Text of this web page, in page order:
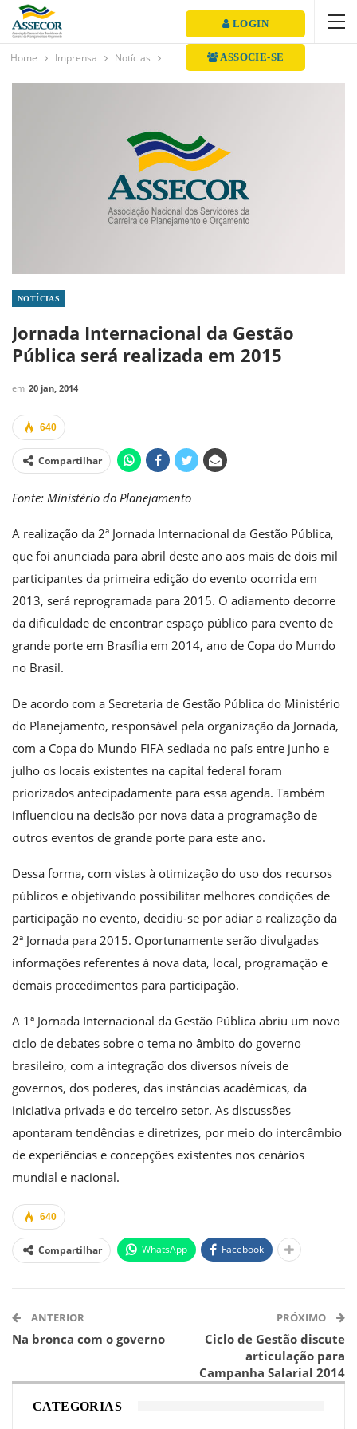
LOGIN
ASSOCIE-SE
Home Imprensa Notícias
NOTÍCIAS
Jornada Internacional da Gestão
Pública será realizada em 2015
em 20 jan, 2014
640
Compartilhar
Fonte: Ministério do Planejamento
A realização da 2ª Jornada Internacional da Gestão Pública,
que foi anunciada para abril deste ano aos mais de dois mil
participantes da primeira edição do evento ocorrida em
2013, será reprogramada para 2015. O adiamento decorre
da dificuldade de encontrar espaço público para evento de
grande porte em Brasília em 2014, ano de Copa do Mundo
no Brasil.
De acordo com a Secretaria de Gestão Pública do Ministério
do Planejamento, responsável pela organização da Jornada,
com a Copa do Mundo FIFA sediada no país entre junho e
julho os locais existentes na capital federal foram
priorizados antecipadamente para essa agenda. Também
influenciou na decisão por nova data a programação de
outros eventos de grande porte para este ano.
Dessa forma, com vistas à otimização do uso dos recursos
públicos e objetivando possibilitar melhores condições de
participação no evento, decidiu-se por adiar a realização da
2ª Jornada para 2015. Oportunamente serão divulgadas
informações referentes à nova data, local, programação e
demais procedimentos para participação.
A 1ª Jornada Internacional da Gestão Pública abriu um novo
ciclo de debates sobre o tema no âmbito do governo
brasileiro, com a integração dos diversos níveis de
governos, dos poderes, das instâncias acadêmicas, da
iniciativa privada e do terceiro setor. As discussões
apontaram tendências e diretrizes, por meio do intercâmbio
de experiências e concepções existentes nos cenários
mundial e nacional.
640
Compartilhar WhatsApp Facebook
ANTERIOR
Na bronca com o governo
PRÓXIMO
Ciclo de Gestão discute
articulação para
Campanha Salarial 2014
CATEGORIAS